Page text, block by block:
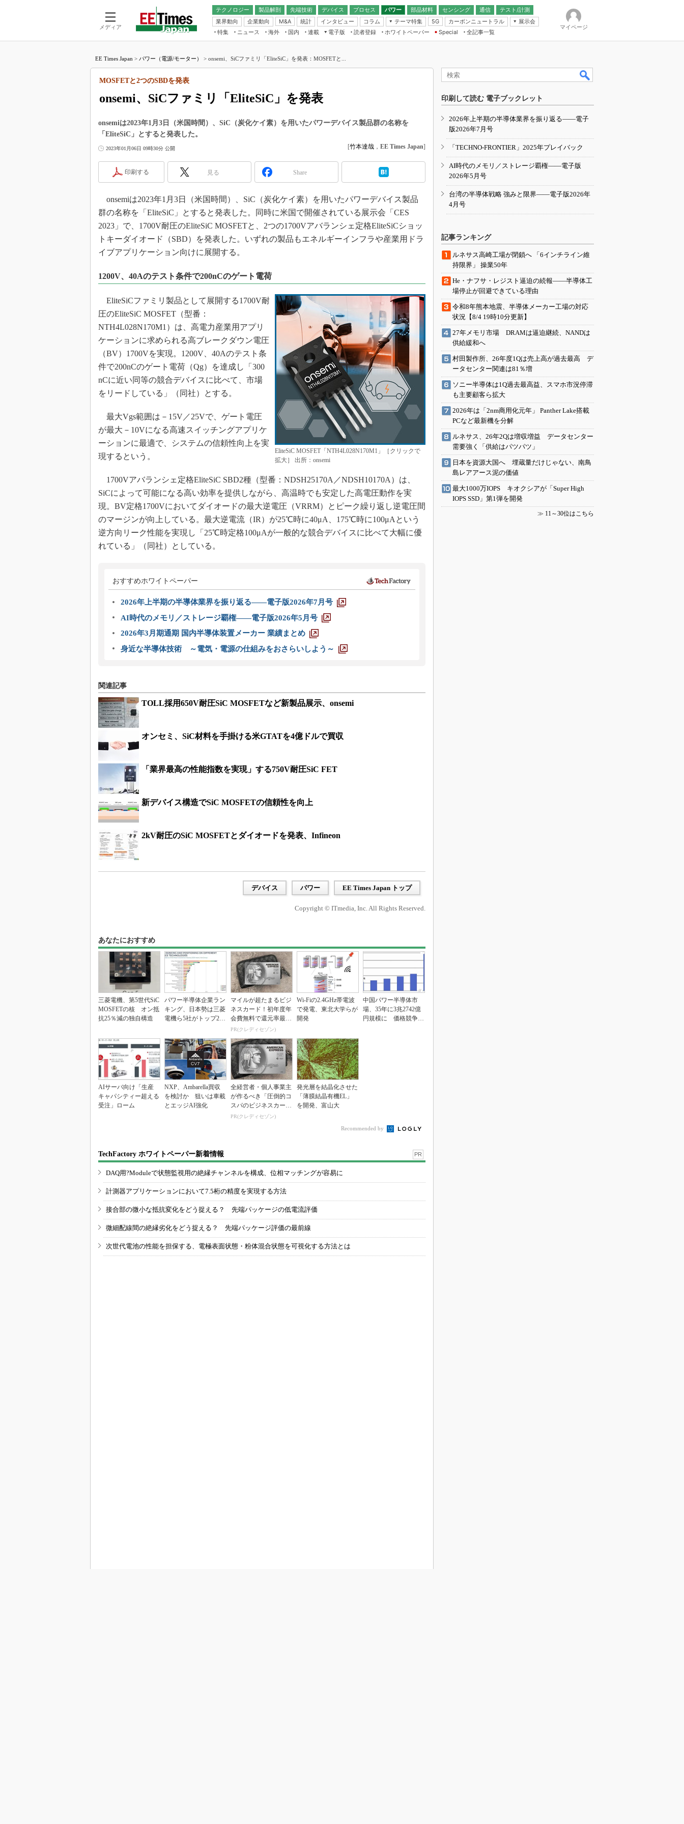
メディア
テクノロジー 製品解剖
先端技術
電池／エネルギー
デバイス
アナログ
マイコン
プロセス パワー 部品材料 センシング
通信
無線
テスト/計測
業界動向
企業動向 M&A 統計 インタビュー コラム
テーマ特集
フィジカルAI
読者調査（EE Times Research）
電源設計（EDN Japan）
エレクトロニクス入門（EDN
5G カーボンニュートラル
展示会
IoT・エッジコンピューティング
EXPO
TECHNO-FRONTIER
人とくるま展
特集 ニュース 海外 国内
連載
福田昭のデバイス通信
大山聡の業界スコープ
踊るバズワード ～Behind the
Buzzword
で起こること
製品分解で探るアジアの新トレンド
光伝送技術を知る
“異端児エンジニア”が仕掛けた社内
改革、執念の180日
イノベーションは日本を救うのか
IHSアナリスト「未来展望」
ための新行動論
電子版
電子ブックレット
読者登録 ホワイトペーパー
Special
全記事一覧
マイページ
EE Times Japan > パワー（電源/モーター） > onsemi、SiCファミリ「EliteSiC」を発表：MOSFETと...
onsemi、SiCファミリ「EliteSiC」を発表
MOSFETと2つのSBDを発表
onsemiは2023年1月3日（米国時間）、SiC（炭化ケイ素）を用いたパワーデバイス製品群の名称を
「EliteSiC」とすると発表した。
2023年01月06日 09時30分 公開 [竹本達哉 ， EE Times Japan]
印刷する 見る Share
onsemiは2023年1月3日（米国時間）、SiC（炭化ケイ素）を用いたパワーデバイス製品
群の名称を「EliteSiC」とすると発表した。同時に米国で開催されている展示会「CES
2023」で、1700V耐圧のEliteSiC MOSFETと、2つの1700Vアバランシェ定格EliteSiCショッ
トキーダイオード（SBD）を発表した。いずれの製品もエネルギーインフラや産業用ドラ
イブアプリケーション向けに展開する。
1200V、40Aのテスト条件で200nCのゲート電荷
EliteSiC MOSFET「NTH4L028N170M1」［クリックで
拡大］ 出所：onsemi
EliteSiCファミリ製品として展開する1700V耐
圧のEliteSiC MOSFET（型番：
NTH4L028N170M1）は、高電力産業用アプリ
ケーションに求められる高ブレークダウン電圧
（BV）1700Vを実現。1200V、40Aのテスト条
件で200nCのゲート電荷（Qg）を達成し「300
nCに近い同等の競合デバイスに比べて、市場
をリードしている」（同社）とする。
最大Vgs範囲は－15V／25Vで、ゲート電圧
が最大－10Vになる高速スイッチングアプリケ
ーションに最適で、システムの信頼性向上を実
現するという。
1700Vアバランシェ定格EliteSiC SBD2種（型番：NDSH25170A／NDSH10170A）は、
SiCによって可能になる高い効率を提供しながら、高温時でも安定した高電圧動作を実
現。BV定格1700Vにおいてダイオードの最大逆電圧（VRRM）とピーク繰り返し逆電圧間
のマージンが向上している。最大逆電流（IR）が25℃時に40μA、175℃時に100μAという
逆方向リーク性能を実現し「25℃時定格100μAが一般的な競合デバイスに比べて大幅に優
れている」（同社）としている。
おすすめホワイトペーパー
2026年上半期の半導体業界を振り返る――電子版2026年7月号
AI時代のメモリ／ストレージ覇権――電子版2026年5月号
2026年3月期通期 国内半導体装置メーカー 業績まとめ
身近な半導体技術 ～電気・電源の仕組みをおさらいしよう～
関連記事
TOLL採用650V耐圧SiC MOSFETなど新製品展示、onsemi
オンセミ、SiC材料を手掛ける米GTATを4億ドルで買収
「業界最高の性能指数を実現」する750V耐圧SiC FET
新デバイス構造でSiC MOSFETの信頼性を向上
2kV耐圧のSiC MOSFETとダイオードを発表、Infineon
デバイス パワー EE Times Japan トップ
Copyright © ITmedia, Inc. All Rights Reserved.
あなたにおすすめ
三菱電機、第5世代SiC
MOSFETの核 オン抵
抗25％減の独自構造
パワー半導体企業ラン
キング、日本勢は三菱
電機ら5社がトップ20
マイルが超たまるビジ
ネスカード！初年度年
会費無料で還元率最大
1.125%
PR(クレディセゾン)
Wi-Fiの2.4GHz帯電波
で発電、東北大学らが
開発
中国パワー半導体市
場、35年に3兆2742億
円規模に 価格競争さ
AIサーバ向け「生産
キャパシティー超える
受注」ローム
NXP、Ambarella買収
を検討か 狙いは車載
とエッジAI強化
全経営者・個人事業主
が作るべき「圧倒的コ
スパのビジネスカー
ド」
PR(クレディセゾン)
発光層を結晶化させた
「薄膜結晶有機EL」
を開発、富山大
Recommended by
TechFactory ホワイトペーパー新着情報 PR
DAQ用?Moduleで状態監視用の絶縁チャンネルを構成、位相マッチングが容易に
計測器アプリケーションにおいて7.5桁の精度を実現する方法
接合部の微小な抵抗変化をどう捉える？ 先端パッケージの低電流評価
微細配線間の絶縁劣化をどう捉える？ 先端パッケージ評価の最前線
次世代電池の性能を担保する、電極表面状態・粉体混合状態を可視化する方法とは
印刷して読む 電子ブックレット
2026年上半期の半導体業界を振り返る――電子
版2026年7月号
「TECHNO-FRONTIER」2025年プレイバック
AI時代のメモリ／ストレージ覇権――電子版
2026年5月号
台湾の半導体戦略 強みと限界――電子版2026年
4月号
記事ランキング
ルネサス高崎工場が閉鎖へ 「6インチライン維
持限界」 操業50年
He・ナフサ・レジスト逼迫の続報――半導体工
場停止が回避できている理由
令和8年熊本地震、半導体メーカー工場の対応
状況【8/4 19時10分更新】
27年メモリ市場 DRAMは逼迫継続、NANDは
供給緩和へ
村田製作所、26年度1Qは売上高が過去最高 デ
ータセンター関連は81％増
ソニー半導体は1Q過去最高益、スマホ市況停滞
も主要顧客ら拡大
2026年は「2nm商用化元年」 Panther Lake搭載
PCなど最新機を分解
ルネサス、26年2Qは増収増益 データセンター
需要強く「供給はパツパツ」
日本を資源大国へ 埋蔵量だけじゃない、南鳥
島レアアース泥の価値
最大1000万IOPS キオクシアが「Super High
IOPS SSD」第1弾を開発
≫ 11～30位はこちら